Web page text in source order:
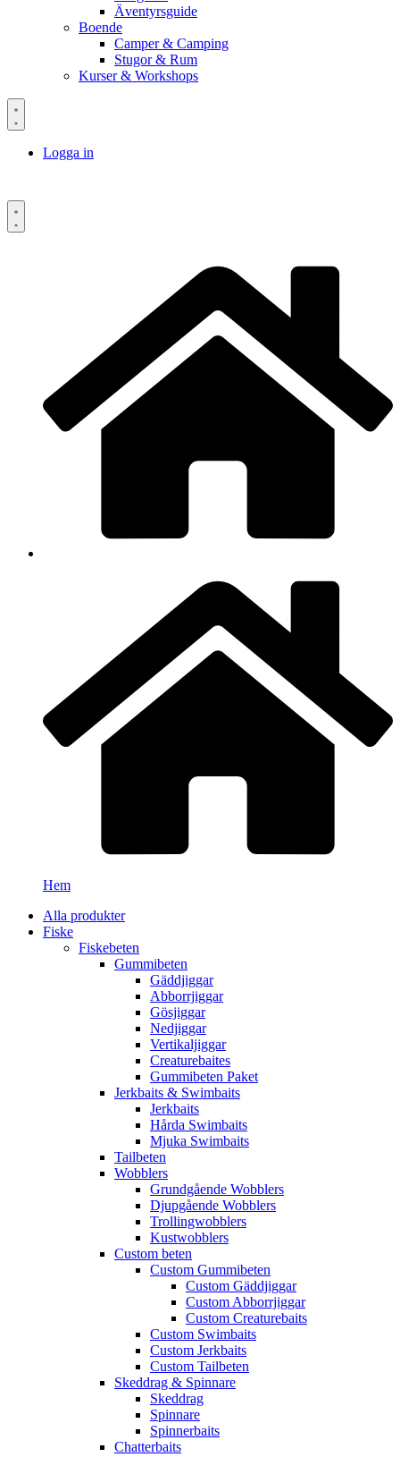
Äventyrsguide
Boende
Camper & Camping
Stugor & Rum
Kurser & Workshops
Logga in
Hem
Alla produkter
Fiske
Fiskebeten
Gummibeten
Gäddjiggar
Abborrjiggar
Gösjiggar
Nedjiggar
Vertikaljiggar
Creaturebaites
Gummibeten Paket
Jerkbaits & Swimbaits
Jerkbaits
Hårda Swimbaits
Mjuka Swimbaits
Tailbeten
Wobblers
Grundgående Wobblers
Djupgående Wobblers
Trollingwobblers
Kustwobblers
Custom beten
Custom Gummibeten
Custom Gäddjiggar
Custom Abborrjiggar
Custom Creaturebaits
Custom Swimbaits
Custom Jerkbaits
Custom Tailbeten
Skeddrag & Spinnare
Skeddrag
Spinnare
Spinnerbaits
Chatterbaits